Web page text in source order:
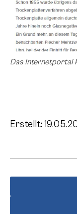
Das Internetportal
Erstellt: